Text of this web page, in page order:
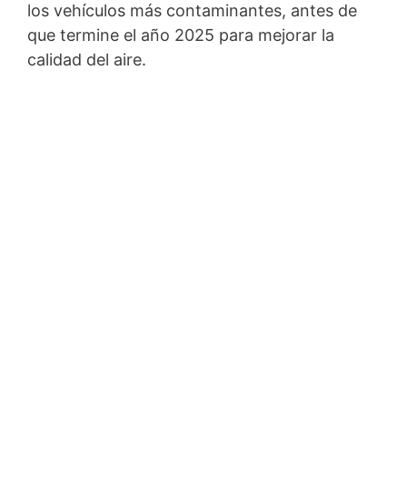
los vehículos más contaminantes, antes de
que termine el año 2025 para mejorar la
calidad del aire.